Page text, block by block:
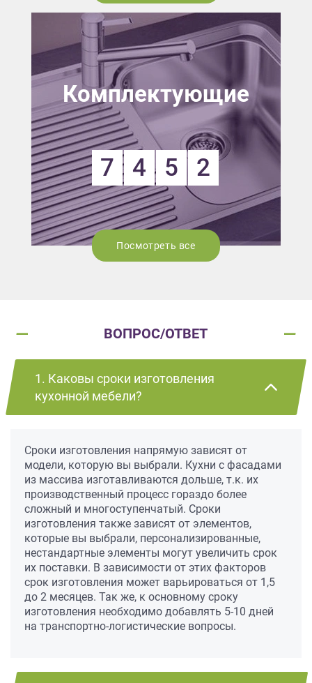
Комплектующие
7 4 5 2
Посмотреть все
ВОПРОС/ОТВЕТ
1. Каковы сроки изготовления
кухонной мебели?
Сроки изготовления напрямую зависят от
модели, которую вы выбрали. Кухни с фасадами
из массива изготавливаются дольше, т.к. их
производственный процесс гораздо более
сложный и многоступенчатый. Сроки
изготовления также зависят от элементов,
которые вы выбрали, персонализированные,
нестандартные элементы могут увеличить срок
их поставки. В зависимости от этих факторов
срок изготовления может варьироваться от 1,5
до 2 месяцев. Так же, к основному сроку
изготовления необходимо добавлять 5-10 дней
на транспортно-логистические вопросы.